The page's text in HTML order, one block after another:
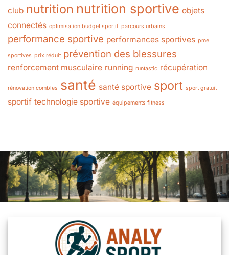
club nutrition nutrition sportive objets
connectés optimisation budget sportif parcours urbains
performance sportive performances sportives pme
sportives prix réduit prévention des blessures
renforcement musculaire running runtastic récupération
rénovation combles santé santé sportive sport sport gratuit
sportif technologie sportive équipements fitness